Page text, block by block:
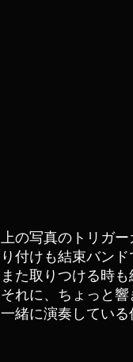
上の写真のトリガ
り付けも結束バン
また取りつける時
それに、ちょっと
一緒に演奏してい